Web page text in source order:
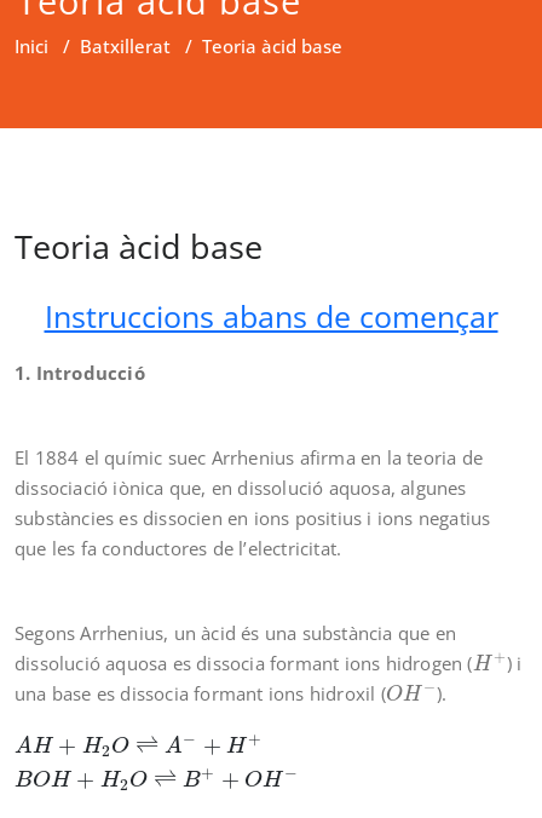
Inici / Batxillerat / Teoria àcid base
Teoria àcid base
Instruccions abans de començar
1. Introducció
El 1884 el químic suec Arrhenius afirma en la teoria de
dissociació iònica que, en dissolució aquosa, algunes
substàncies es dissocien en ions positius i ions negatius
que les fa conductores de l’electricitat.
Segons Arrhenius, un àcid és una substància que en
dissolució aquosa es dissocia formant ions hidrogen (H +
H+ ) i
una base es dissocia formant ions hidroxil (OH −
OH− ).
AH + H2O ⇌ A− + H +
BOH + H2O ⇌ B+ + OH −
A H+ H 2O ⇌A−+ H+ B OH+